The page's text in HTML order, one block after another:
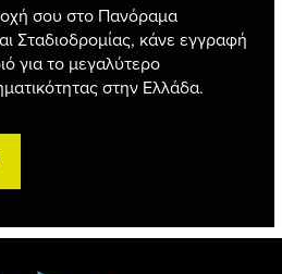
σου στο Πανόραμα
Σταδιοδρομίας, κάνε εγγραφή
για το μεγαλύτερο
στην Ελλάδα.